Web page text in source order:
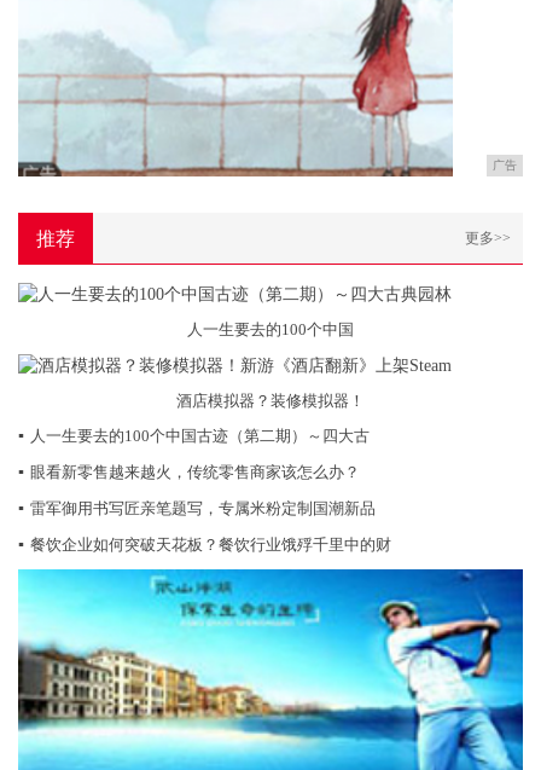
广告
推荐 更多>>
人一生要去的100个中国
酒店模拟器？装修模拟器！
▪ 人一生要去的100个中国古迹（第二期）～四大古
▪ 眼看新零售越来越火，传统零售商家该怎么办？
▪ 雷军御用书写匠亲笔题写，专属米粉定制国潮新品
▪ 餐饮企业如何突破天花板？餐饮行业饿殍千里中的财